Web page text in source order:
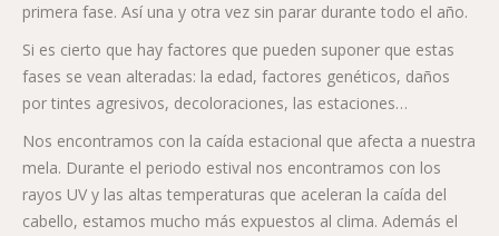
primera fase. Así una y otra vez sin parar durante todo el año.
Si es cierto que hay factores que pueden suponer que estas
fases se vean alteradas: la edad, factores genéticos, daños
por tintes agresivos, decoloraciones, las estaciones…
Nos encontramos con la caída estacional que afecta a nuestra
mela. Durante el periodo estival nos encontramos con los
rayos UV y las altas temperaturas que aceleran la caída del
cabello, estamos mucho más expuestos al clima. Además el